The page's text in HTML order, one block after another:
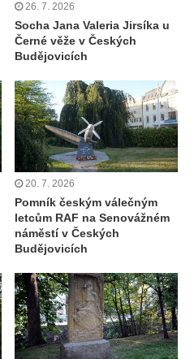
26. 7. 2026
Socha Jana Valeria Jirsíka u
Černé věže v Českých
Budějovicích
20. 7. 2026
Pomník českým válečným
letcům RAF na Senovážném
náměstí v Českých
Budějovicích